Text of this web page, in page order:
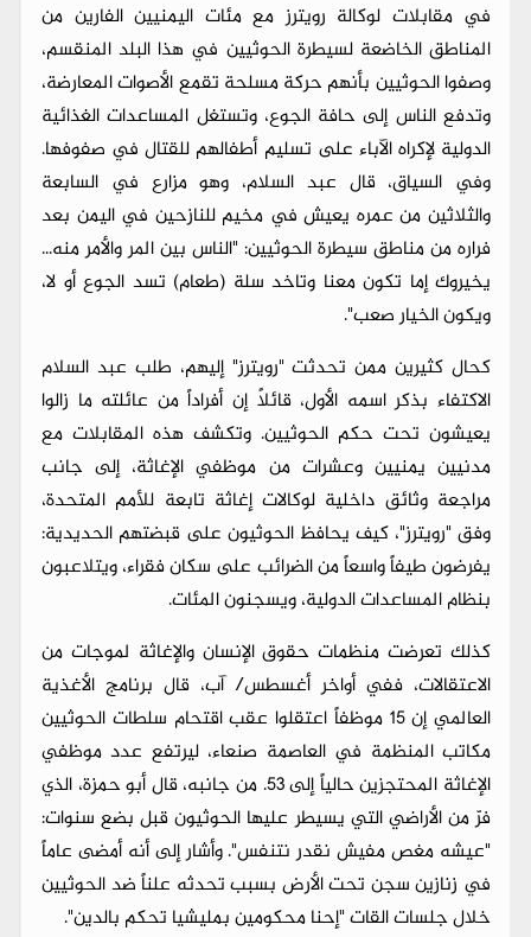
في مقابلات لوكالة رويترز مع مئات اليمنيين الفارين من
المناطق الخاضعة لسيطرة الحوثيين في هذا البلد المنقسم،
وصفوا الحوثيين بأنهم حركة مسلحة تقمع الأصوات المعارضة،
وتدفع الناس إلى حافة الجوع، وتستغل المساعدات الغذائية
الدولية لإكراه الآباء على تسليم أطفالهم للقتال في صفوفها.
وفي السياق، قال عبد السلام، وهو مزارع في السابعة
والثلاثين من عمره يعيش في مخيم للنازحين في اليمن بعد
فراره من مناطق سيطرة الحوثيين: "الناس بين المر والأمر منه...
يخيروك إما تكون معنا وتاخد سلة (طعام) تسد الجوع أو لا،
ويكون الخيار صعب".
كحال كثيرين ممن تحدثت "رويترز" إليهم، طلب عبد السلام
الاكتفاء بذكر اسمه الأول، قائلاً إن أفراداً من عائلته ما زالوا
يعيشون تحت حكم الحوثيين. وتكشف هذه المقابلات مع
مدنيين يمنيين وعشرات من موظفي الإغاثة، إلى جانب
مراجعة وثائق داخلية لوكالات إغاثة تابعة للأمم المتحدة،
وفق "رويترز"، كيف يحافظ الحوثيون على قبضتهم الحديدية:
يفرضون طيفاً واسعاً من الضرائب على سكان فقراء، ويتلاعبون
بنظام المساعدات الدولية، ويسجنون المئات.
كذلك تعرضت منظمات حقوق الإنسان والإغاثة لموجات من
الاعتقالات، ففي أواخر أغسطس/ آب، قال برنامج الأغذية
العالمي إن 15 موظفاً اعتقلوا عقب اقتحام سلطات الحوثيين
مكاتب المنظمة في العاصمة صنعاء، ليرتفع عدد موظفي
الإغاثة المحتجزين حالياً إلى 53. من جانبه، قال أبو حمزة، الذي
فرّ من الأراضي التي يسيطر عليها الحوثيون قبل بضع سنوات:
"عيشه مغص مفيش نقدر نتنفس". وأشار إلى أنه أمضى عاماً
في زنازين سجن تحت الأرض بسبب تحدثه علناً ضد الحوثيين
خلال جلسات القات "إحنا محكومين بمليشيا تحكم بالدين".